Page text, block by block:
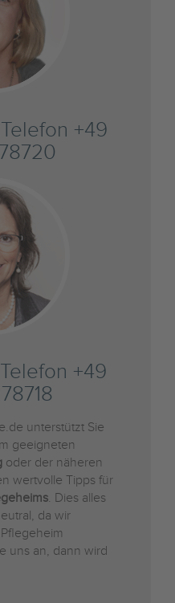
+49
+49
unterstützt Sie
geeigneten
oder der näheren
wertvolle Tipps für
. Dies alles
da wir
uns an, dann wird